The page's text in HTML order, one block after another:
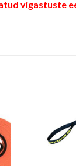
vigastuste